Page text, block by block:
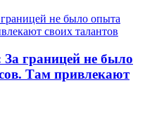
границей не было
Там привлекают